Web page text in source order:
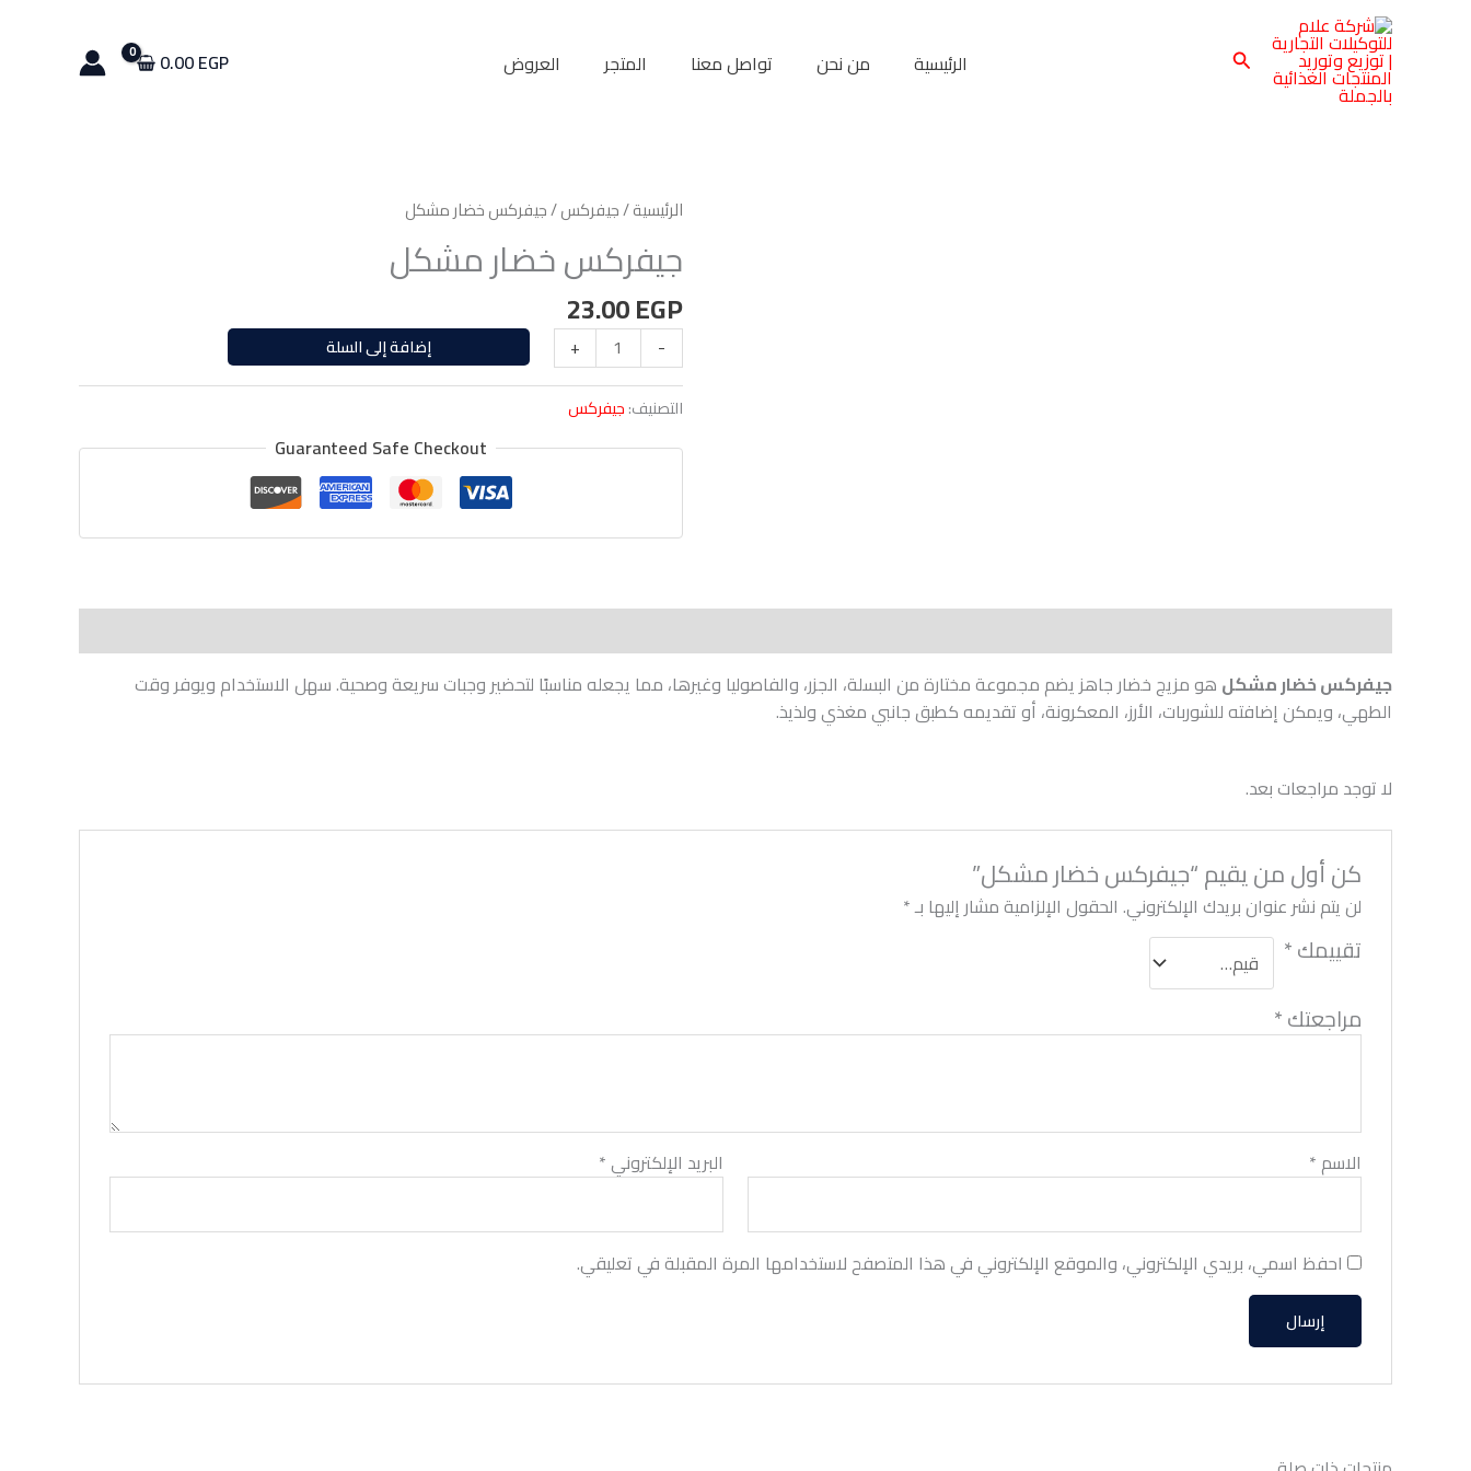
البحث الرئيسية من نحن تواصل معنا المتجر العروض 0.00EGP
الرئيسية/جيفركس/ جيفركس خضار مشكل
جيفركس خضار مشكل
23.00EGP
-
+
إضافة إلى السلة
التصنيف:جيفركس
Guaranteed Safe Checkout
جيفركس خضار مشكل هو مزيج خضار جاهز يضم مجموعة مختارة من البسلة، الجزر، والفاصوليا وغيرها، مما يجعله مناسبًا لتحضير وجبات سريعة وصحية. سهل الاستخدام ويوفر وقت
الطهي، ويمكن إضافته للشوربات، الأرز، المعكرونة، أو تقديمه كطبق جانبي مغذي ولذيذ.
لا توجد مراجعات بعد.
كن أول من يقيم “جيفركس خضار مشكل”
لن يتم نشر عنوان بريدك الإلكتروني. الحقول الإلزامية مشار إليها بـ*
تقييمك*
مراجعتك*
الاسم * البريد الإلكتروني*
احفظ اسمي، بريدي الإلكتروني، والموقع الإلكتروني في هذا المتصفح لاستخدامها المرة المقبلة في تعليقي.